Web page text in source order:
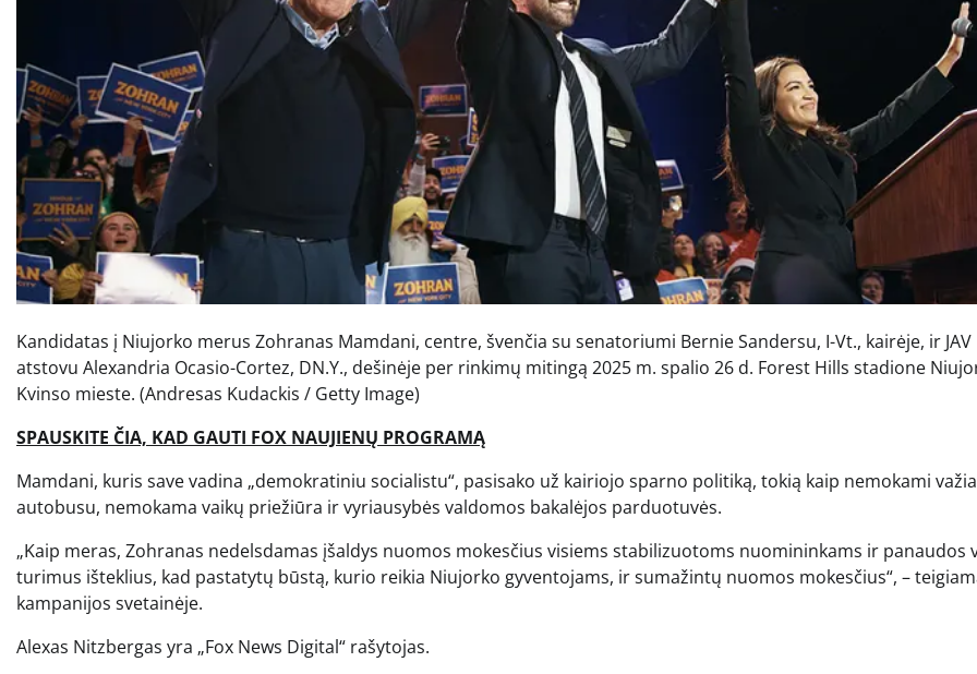
Kandidatas į Niujorko merus Zohranas Mamdani, centre, švenčia su senatoriumi Bernie Sandersu, I-Vt., kairėje, ir JAV
atstovu Alexandria Ocasio-Cortez, DN.Y., dešinėje per rinkimų mitingą 2025 m. spalio 26 d. Forest Hills stadione
Kvinso mieste. (Andresas Kudackis / Getty Image)
SPAUSKITE ČIA, KAD GAUTI FOX NAUJIENŲ PROGRAMĄ
Mamdani, kuris save vadina „demokratiniu socialistu“, pasisako už kairiojo sparno politiką, tokią kaip nemokami
autobusu, nemokama vaikų priežiūra ir vyriausybės valdomos bakalėjos parduotuvės.
„Kaip meras, Zohranas nedelsdamas įšaldys nuomos mokesčius visiems stabilizuotoms nuomininkams ir panaudos
turimus išteklius, kad pastatytų būstą, kurio reikia Niujorko gyventojams, ir sumažintų nuomos mokesčius“, –
kampanijos svetainėje.
Alexas Nitzbergas yra „Fox News Digital“ rašytojas.